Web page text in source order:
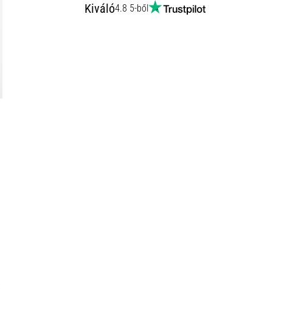
Kiváló4.8 5-ből